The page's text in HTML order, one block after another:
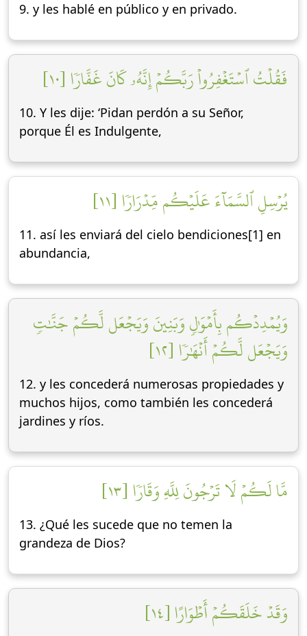
9. y les hablé en público y en privado.
فَقُلۡتُ ٱسۡتَغۡفِرُواْ رَبَّكُمۡ إِنَّهُۥ كَانَ غَفَّارٗا [١٠]
10. Y les dije: ‘Pidan perdón a su Señor,
porque Él es Indulgente,
يُرۡسِلِ ٱلسَّمَآءَ عَلَيۡكُم مِّدۡرَارٗا [١١]
11. así les enviará del cielo bendiciones[1] en
abundancia,
وَيُمۡدِدۡكُم بِأَمۡوَٰلٖ وَبَنِينَ وَيَجۡعَل لَّكُمۡ جَنَّٰتٖ
وَيَجۡعَل لَّكُمۡ أَنۡهَٰرٗا [١٢]
12. y les concederá numerosas propiedades y
muchos hijos, como también les concederá
jardines y ríos.
مَّا لَكُمۡ لَا تَرۡجُونَ لِلَّهِ وَقَارٗا [١٣]
13. ¿Qué les sucede que no temen la
grandeza de Dios?
وَقَدۡ خَلَقَكُمۡ أَطۡوَارًا [١٤]